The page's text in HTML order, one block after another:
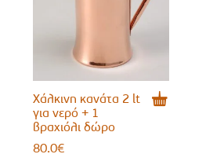
Χάλκινη κανάτα 2 lt
για νερό + 1
βραχιόλι δώρο
80.0€